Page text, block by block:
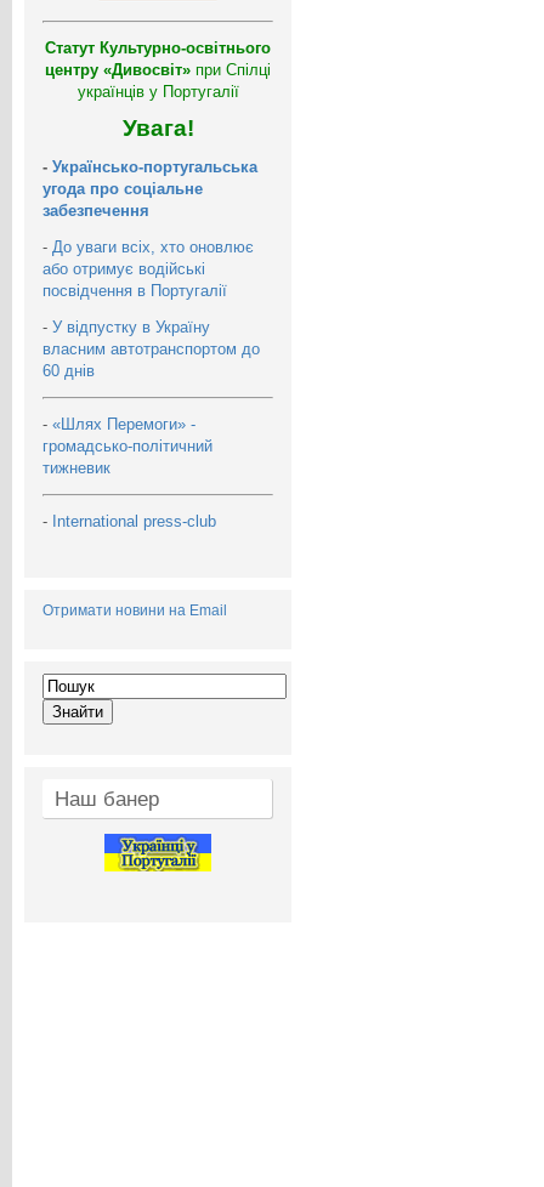
Статут Культурно-освітнього
центру «Дивосвіт» при Спілці
українців у Португалії
Увага!
- Українсько-португальська
угода про соціальне
забезпечення
- До уваги всіх, хто оновлює
або отримує водійські
посвідчення в Португалії
- У відпустку в Україну
власним автотранспортом до
60 днів
- «Шлях Перемоги» -
громадсько-політичний
тижневик
- International press-club
Отримати новини на Email
Наш банер